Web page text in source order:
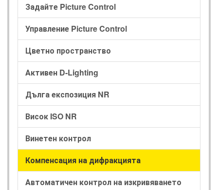
Задайте Picture Control
Управление Picture Control
Цветно пространство
Активен D-Lighting
Дълга експозиция NR
Висок ISO NR
Винетен контрол
Компенсация на дифракцията
Автоматичен контрол на изкривяването